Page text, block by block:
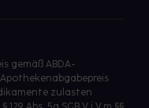
gemäß ABDA-
zulasten